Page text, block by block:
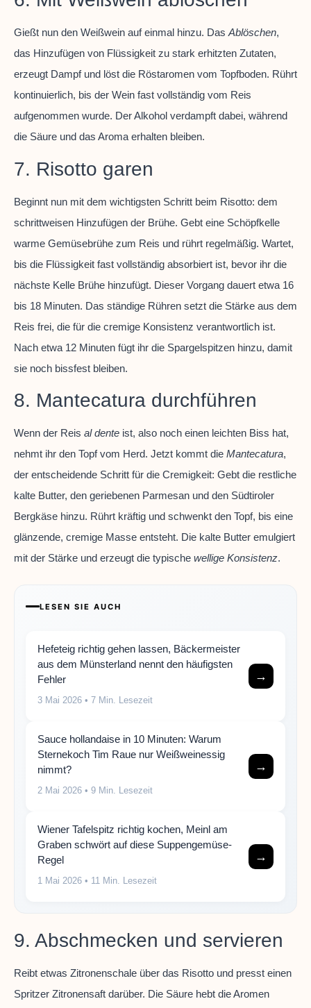
Gießt nun den Weißwein auf einmal hinzu. DasAblöschen,
das Hinzufügen von Flüssigkeit zu stark erhitzten Zutaten,
erzeugt Dampf und löst die Röstaromen vom Topfboden. Rührt
kontinuierlich, bis der Wein fast vollständig vom Reis
aufgenommen wurde. Der Alkohol verdampft dabei, während
die Säure und das Aroma erhalten bleiben.
7. Risotto garen
Beginnt nun mit dem wichtigsten Schritt beim Risotto: dem
schrittweisen Hinzufügen der Brühe. Gebt eine Schöpfkelle
warme Gemüsebrühe zum Reis und rührt regelmäßig. Wartet,
bis die Flüssigkeit fast vollständig absorbiert ist, bevor ihr die
nächste Kelle Brühe hinzufügt. Dieser Vorgang dauert etwa 16
bis 18 Minuten. Das ständige Rühren setzt die Stärke aus dem
Reis frei, die für die cremige Konsistenz verantwortlich ist.
Nach etwa 12 Minuten fügt ihr die Spargelspitzen hinzu, damit
sie noch bissfest bleiben.
8. Mantecatura durchführen
Wenn der Reis al dente ist, also noch einen leichten Biss hat,
nehmt ihr den Topf vom Herd. Jetzt kommt die Mantecatura,
der entscheidende Schritt für die Cremigkeit: Gebt die restliche
kalte Butter, den geriebenen Parmesan und den Südtiroler
Bergkäse hinzu. Rührt kräftig und schwenkt den Topf, bis eine
glänzende, cremige Masse entsteht. Die kalte Butter emulgiert
mit der Stärke und erzeugt die typische wellige Konsistenz.
LESEN SIE AUCH
Hefeteig richtig gehen lassen, Bäckermeister
aus dem Münsterland nennt den häufigsten
Fehler
3 Mai 2026 • 7 Min. Lesezeit
→
Sauce hollandaise in 10 Minuten: Warum
Sternekoch Tim Raue nur Weißweinessig
nimmt?
2 Mai 2026 • 9 Min. Lesezeit
→
Wiener Tafelspitz richtig kochen, Meinl am
Graben schwört auf diese Suppengemüse-
Regel
1 Mai 2026 • 11 Min. Lesezeit
→
9. Abschmecken und servieren
Reibt etwas Zitronenschale über das Risotto und presst einen
Spritzer Zitronensaft darüber. Die Säure hebt die Aromen